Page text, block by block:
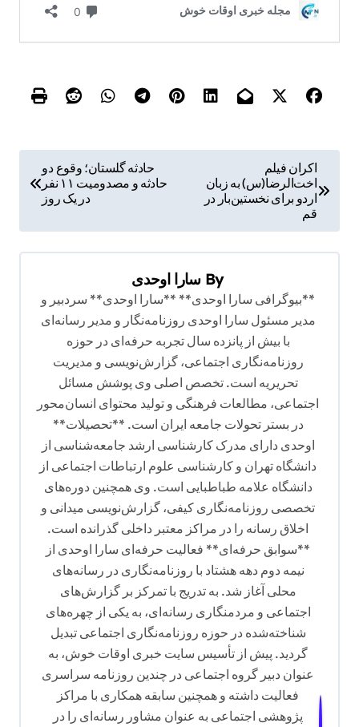
اکران فیلم
اخت‌الرضا(س) به زبان
اردو برای نخستین‌بار در
قم
حادثه گلستان؛ وقوع دو
حادثه و مصدومیت ۱۱ نفر
در یک روز
By سارا اوحدی
**بیوگرافی سارا اوحدی** **سارا اوحدی** سردبیر و
مدیر مسئول سارا اوحدی روزنامه‌نگار و مدیر رسانه‌ای
با بیش از پانزده سال تجربه حرفه‌ای در حوزه
روزنامه‌نگاری اجتماعی، گزارش‌نویسی و مدیریت
تحریریه است. تخصص اصلی وی پوشش مسائل
اجتماعی، مطالعات فرهنگی و تولید محتوای انسان‌محور
در بستر تحولات جامعه ایران است. **تحصیلات**
اوحدی دارای مدرک کارشناسی ارشد جامعه‌شناسی از
دانشگاه تهران و کارشناسی علوم ارتباطات اجتماعی از
دانشگاه علامه طباطبایی است. وی همچنین دوره‌های
تخصصی روزنامه‌نگاری کیفی، گزارش‌نویسی میدانی و
اخلاق رسانه را در مراکز معتبر داخلی گذرانده است.
**سوابق حرفه‌ای** فعالیت حرفه‌ای سارا اوحدی از
نیمه دوم دهه هشتاد با روزنامه‌نگاری در رسانه‌های
محلی آغاز شد. به تدریج با تمرکز بر گزارش‌های
اجتماعی و مردمنگاری رسانه‌ای، به یکی از چهره‌های
شناخته‌شده در حوزه روزنامه‌نگاری اجتماعی تبدیل
گردید. پیش از تأسیس سایت خبری اوقات خوش، به
عنوان دبیر گروه اجتماعی در چندین روزنامه سراسری
فعالیت داشته و همچنین سابقه همکاری با مراکز
پژوهشی اجتماعی به عنوان مشاور رسانه‌ای را در